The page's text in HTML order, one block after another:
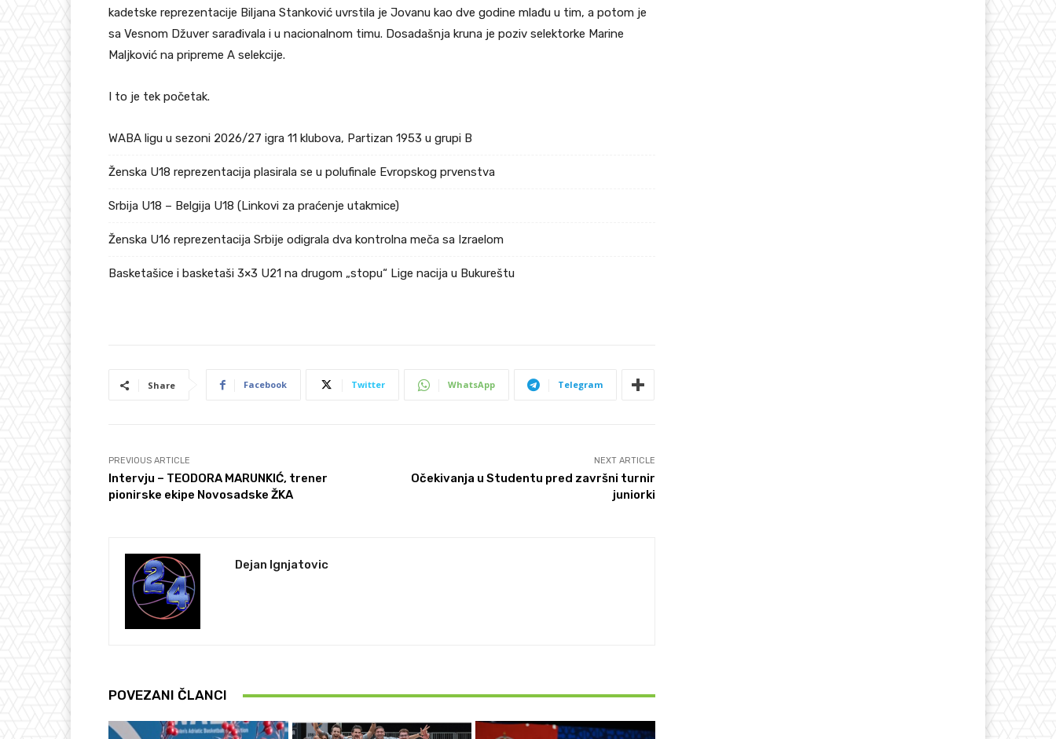
kadetske reprezentacije Biljana Stanković uvrstila je Jovanu kao dve godine mlađu u tim, a potom je
sa Vesnom Džuver sarađivala i u nacionalnom timu. Dosadašnja kruna je poziv selektorke Marine
Maljković na pripreme A selekcije.
I to je tek početak.
WABA ligu u sezoni 2026/27 igra 11 klubova, Partizan 1953 u grupi B
Ženska U18 reprezentacija plasirala se u polufinale Evropskog prvenstva
Srbija U18 – Belgija U18 (Linkovi za praćenje utakmice)
Ženska U16 reprezentacija Srbije odigrala dva kontrolna meča sa Izraelom
Basketašice i basketaši 3×3 U21 na drugom „stopu“ Lige nacija u Bukureštu
Share Facebook Twitter WhatsApp Telegram
PREVIOUS ARTICLE
Intervju – TEODORA MARUNKIĆ, trener
pionirske ekipe Novosadske ŽKA
NEXT ARTICLE
Očekivanja u Studentu pred završni turnir
juniorki
Dejan Ignjatovic
POVEZANI ČLANCI